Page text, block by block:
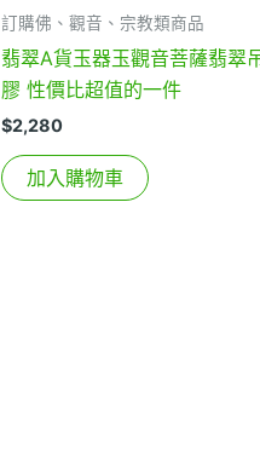
訂購佛、觀音、宗教類商品
翡翠A貨玉器玉觀音菩薩翡翠
膠 性價比超值的一件
$2,280
加入購物車